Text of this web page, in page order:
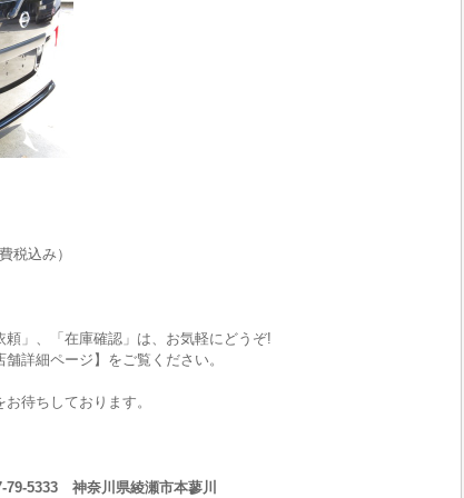
税込み）
」、「在庫確認」は、お気軽にどうぞ!
詳細ページ】をご覧ください。
待ちしております。
5333 神奈川県綾瀬市本蓼川